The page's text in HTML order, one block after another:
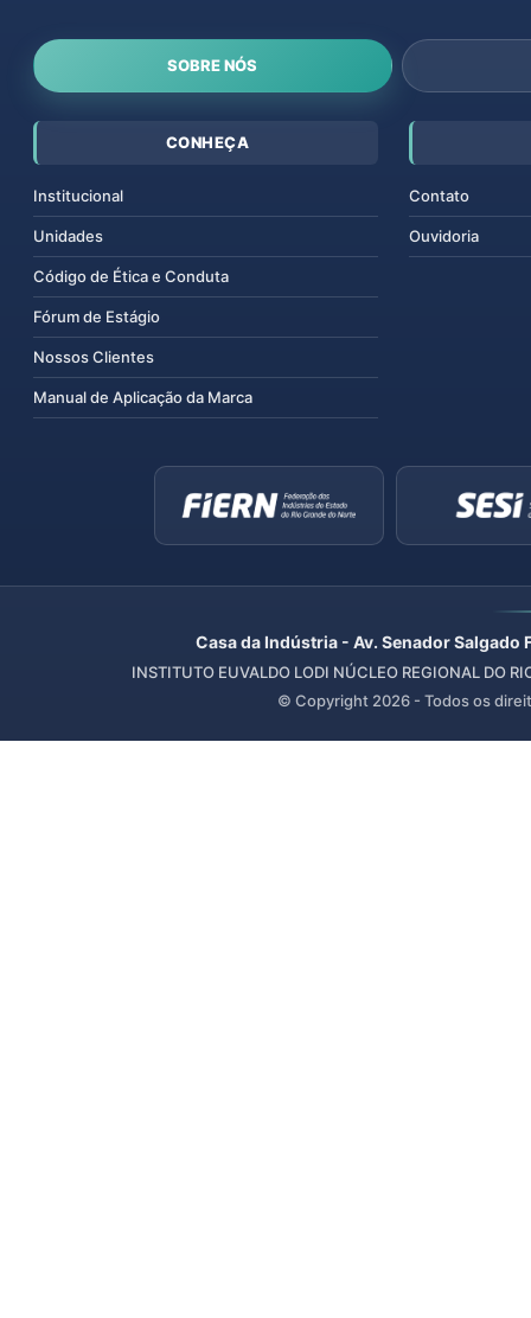
SOBRE NÓS
CONHEÇA
Institucional
Unidades
Código de Ética e Conduta
Fórum de Estágio
Nossos Clientes
Manual de Aplicação da Marca
Contato
Ouvidoria
Casa da Indústria - Av. Senador
INSTITUTO EUVALDO LODI NÚCLEO REGIONAL DO
© Copyright 2026 - Todos os